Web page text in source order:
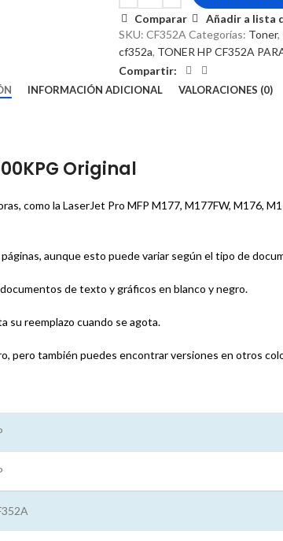
Comparar
Añadir a lista
SKU: CF352ACategorías: Toner,
cf352a, TONER HP CF352A
Compartir:
INFORMACIÓN ADICIONAL VALORACIONES (0)
Original
como la LaserJet Pro MFP M177, M177FW, M176,
aunque esto puede variar según el tipo de
de texto y gráficos en blanco y negro.
su reemplazo cuando se agota.
pero también puedes encontrar versiones en otros